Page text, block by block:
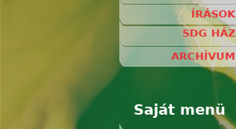
ÍRÁSOK
SDG HÁZ
ARCHÍVUM
Saját menü